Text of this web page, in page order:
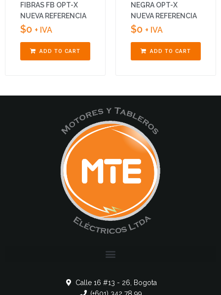
FIBRAS FB OPT-X
NUEVA REFERENCIA
$0 + IVA
ADD TO CART
NEGRA OPT-X
NUEVA REFERENCIA
$0 + IVA
ADD TO CART
Calle 16 #13 - 26, Bogota
(+601) 342 78 99